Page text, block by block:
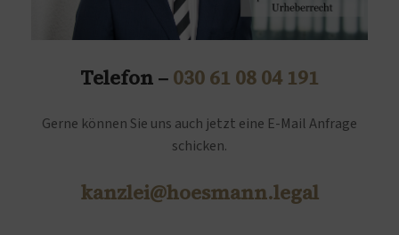
Telefon – 030 61 08 04 191
Gerne können Sie uns auch jetzt eine E-Mail Anfrage
schicken.
kanzlei@hoesmann.legal